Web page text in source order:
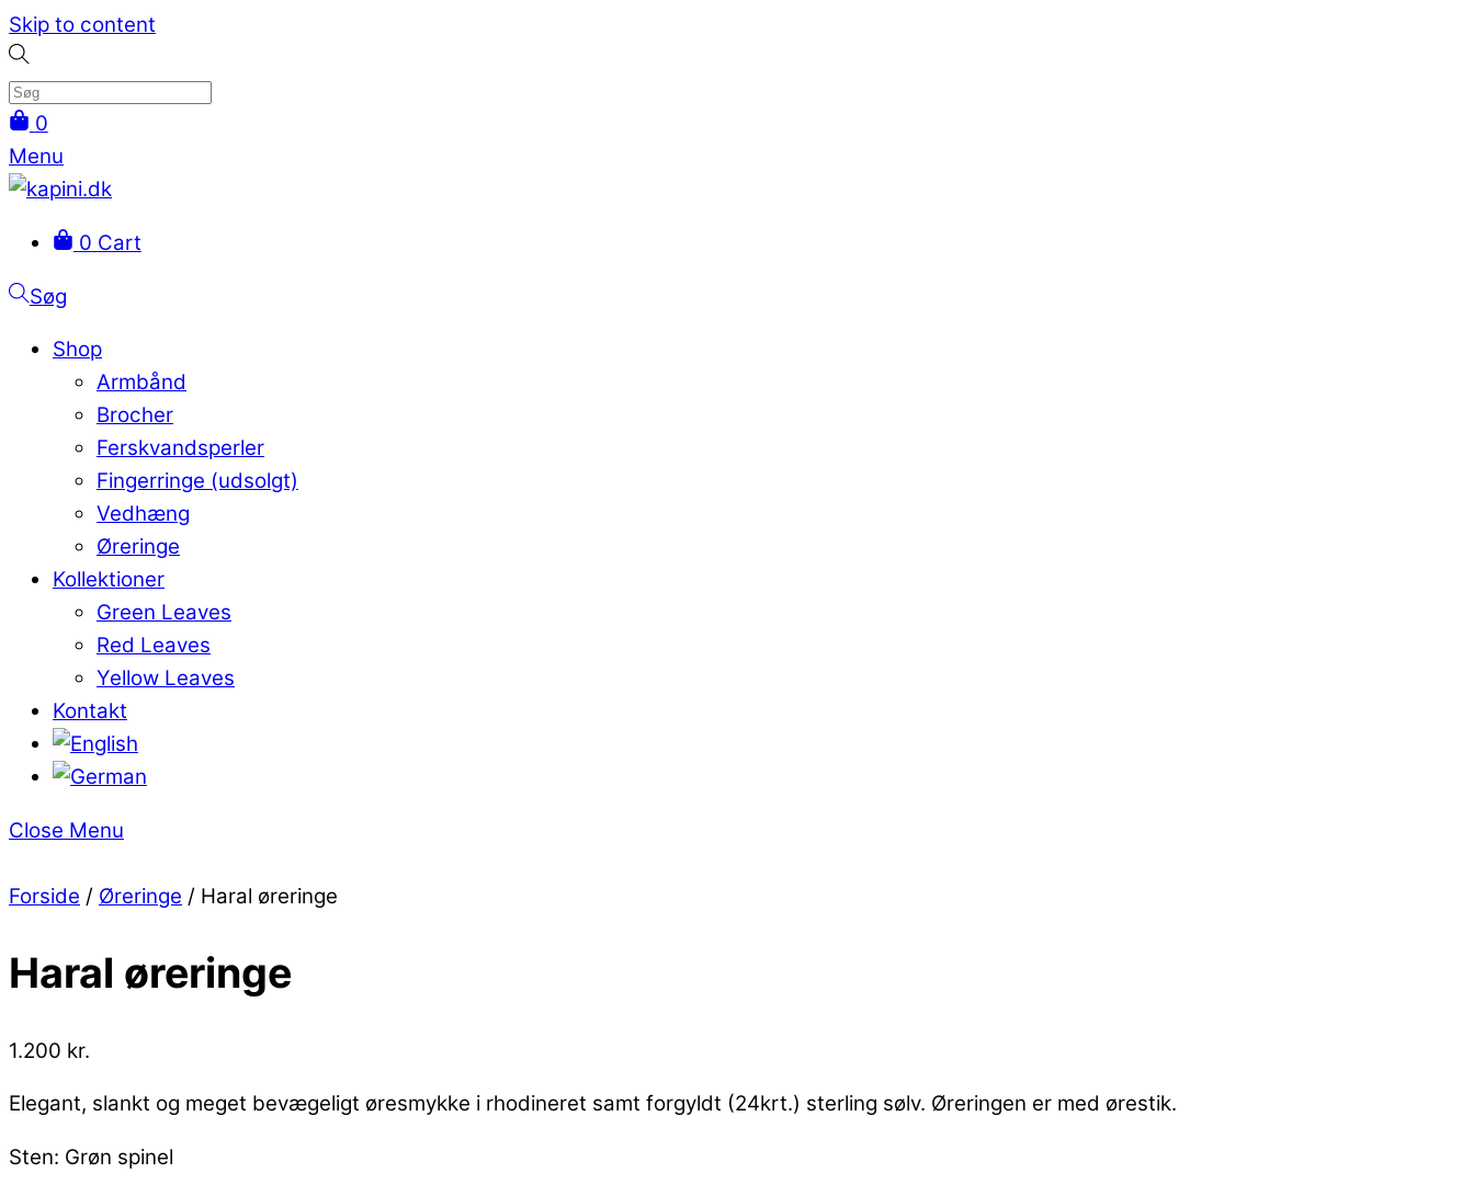
Skip to content
0
Menu
0 Cart
Søg
Shop
Armbånd
Brocher
Ferskvandsperler
Fingerringe (udsolgt)
Vedhæng
Øreringe
Kollektioner
Green Leaves
Red Leaves
Yellow Leaves
Kontakt
Close Menu
Forside / Øreringe / Haral øreringe
Haral øreringe
1.200 kr.
Elegant, slankt og meget bevægeligt øresmykke i rhodineret samt forgyldt (24krt.) sterling sølv. Øreringen er med ørestik.
Sten: Grøn spinel